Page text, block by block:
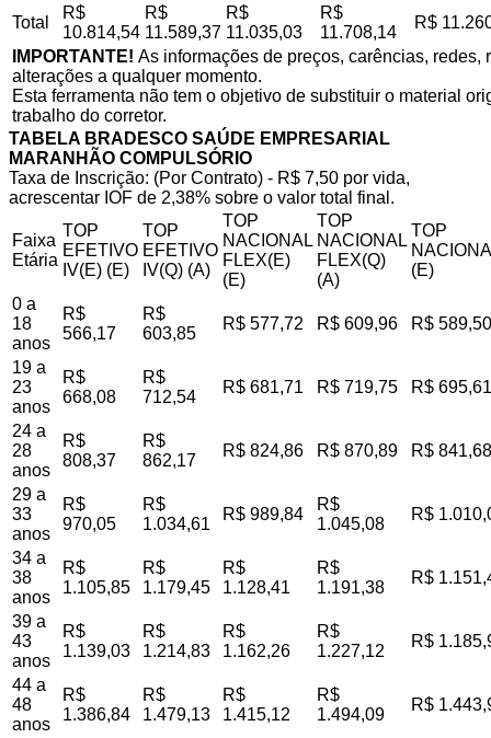
Total
R$
10.814,54
R$
11.589,37
R$
11.035,03
R$
11.708,14
R$
IMPORTANTE! As informações de preços, carências,
alterações a qualquer momento.
Esta ferramenta não tem o objetivo de substituir o material
trabalho do corretor.
TABELA BRADESCO SAÚDE EMPRESARIAL
MARANHÃO COMPULSÓRIO
Taxa de Inscrição: (Por Contrato) - R$ 7,50 por vida,
acrescentar IOF de 2,38% sobre o valor total final.
Faixa
Etária
TOP
EFETIVO
IV(E) (E)
TOP
EFETIVO
IV(Q) (A)
TOP
NACIONAL
FLEX(E)
(E)
TOP
NACIONAL
FLEX(Q)
(A)
TOP
(E)
0 a
18
anos
R$
566,17
R$
603,85
R$ 577,72 R$ 609,96 R$ 589,50
19 a
23
anos
R$
668,08
R$
712,54
R$ 681,71 R$ 719,75 R$ 695,61
24 a
28
anos
R$
808,37
R$
862,17
R$ 824,86 R$ 870,89 R$ 841,68
29 a
33
anos
R$
970,05
R$
1.034,61
R$ 989,84
R$
1.045,08
R$
34 a
38
anos
R$
1.105,85
R$
1.179,45
R$
1.128,41
R$
1.191,38
R$
39 a
43
anos
R$
1.139,03
R$
1.214,83
R$
1.162,26
R$
1.227,12
R$
44 a
48
anos
R$
1.386,84
R$
1.479,13
R$
1.415,12
R$
1.494,09
R$